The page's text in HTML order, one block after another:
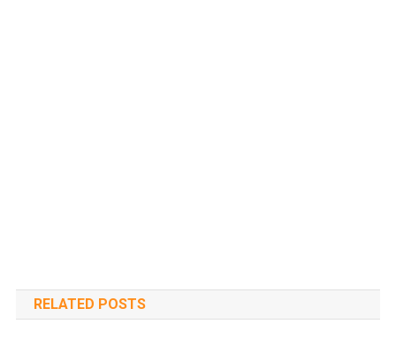
RELATED POSTS